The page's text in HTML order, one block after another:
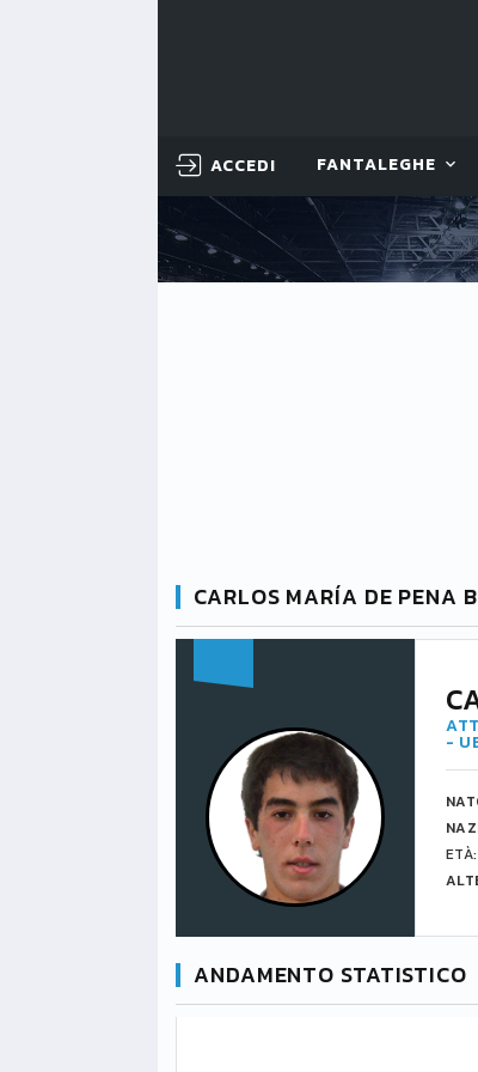
ACCEDI FANTALEGHE
CARLOS MARÍA DE PENA
-
ETÀ:
ANDAMENTO STATISTICO